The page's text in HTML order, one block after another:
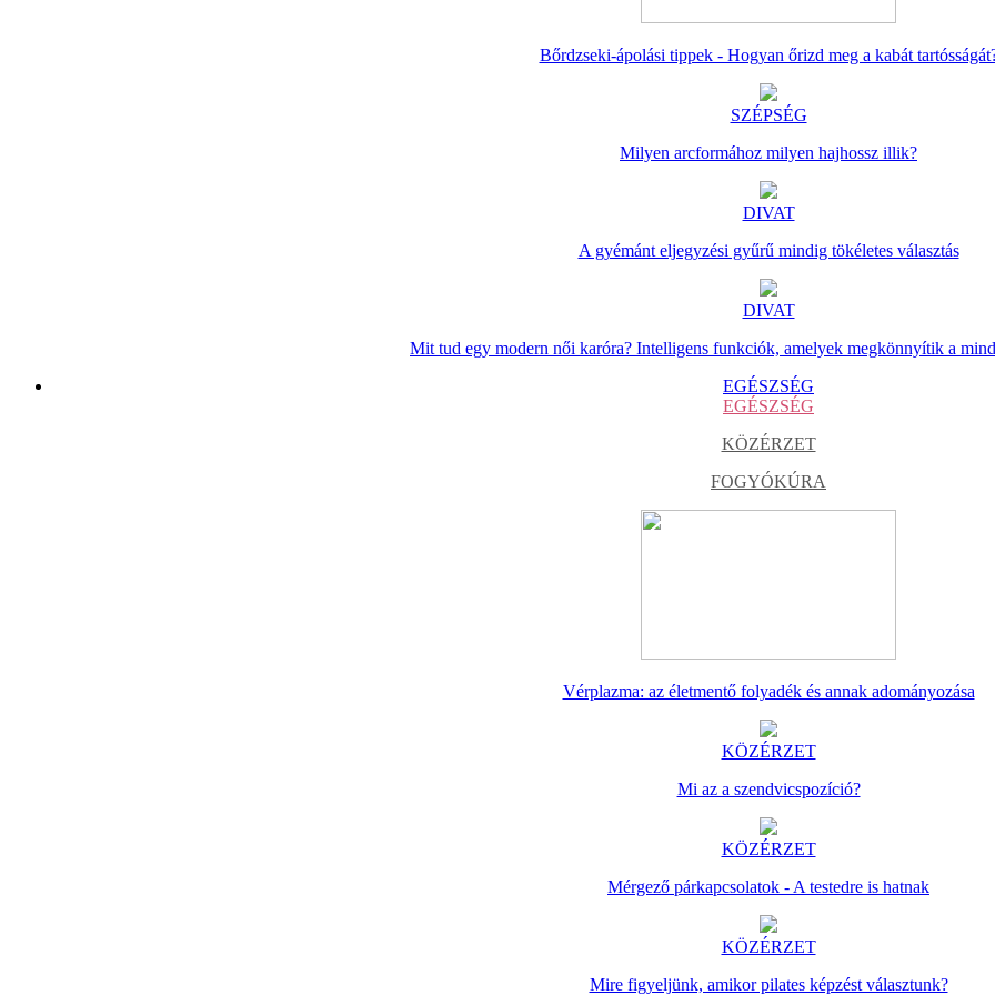
Bőrdzseki-ápolási tippek - Hogyan őrizd meg a kabát
SZÉPSÉG
Milyen arcformához milyen hajhossz illik?
DIVAT
A gyémánt eljegyzési gyűrű mindig tökéletes választás
DIVAT
Mit tud egy modern női karóra? Intelligens funkciók, amelyek megkönnyítik a
EGÉSZSÉG
EGÉSZSÉG
KÖZÉRZET
FOGYÓKÚRA
Vérplazma: az életmentő folyadék és annak adományozása
KÖZÉRZET
Mi az a szendvicspozíció?
KÖZÉRZET
Mérgező párkapcsolatok - A testedre is hatnak
KÖZÉRZET
Mire figyeljünk, amikor pilates képzést választunk?